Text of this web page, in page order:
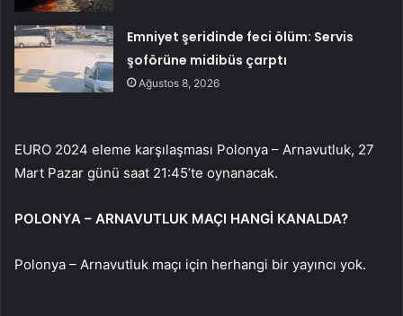
Emniyet şeridinde feci ölüm: Servis
şoförüne midibüs çarptı
Ağustos 8, 2026
EURO 2024 eleme karşılaşması Polonya – Arnavutluk, 27
Mart Pazar günü saat 21:45’te oynanacak.
POLONYA – ARNAVUTLUK MAÇI HANGİ KANALDA?
Polonya – Arnavutluk maçı için herhangi bir yayıncı yok.